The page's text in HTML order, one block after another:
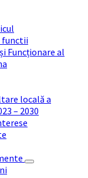
functii
Funcționare al
locală a
– 2030